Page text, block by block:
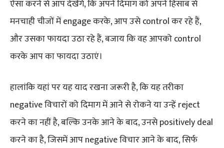
ऐसा करने से आप देखेंगे, कि अपने दिमाग को अपने हिसाब से
मनचाही चीजों में engage करके, आप उसे control कर रहे हैं,
और उसका फायदा उठा रहे हैं, बजाय कि वह आपको control
करके आप का फायदा उठाएं।
हालांकि यहां पर यह याद रखना जरूरी है, कि यह तरीका
negative विचारों को दिमाग में आने से रोकने या उन्हें reject
करने का नहीं है, बल्कि उनके आने के बाद, उनसे positively deal
करने का है, जिसमें आप negative विचार आने के बाद, सिर्फ